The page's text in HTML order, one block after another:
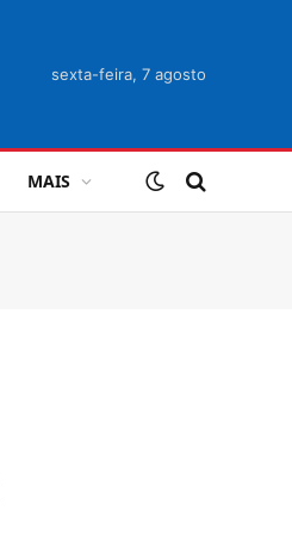
sexta-feira, 7 agosto
MAIS